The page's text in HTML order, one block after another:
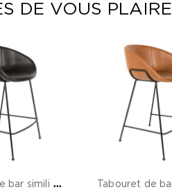
DE VOUS PLAIRE
T
abouret de bar simili cuir noir design - Feston